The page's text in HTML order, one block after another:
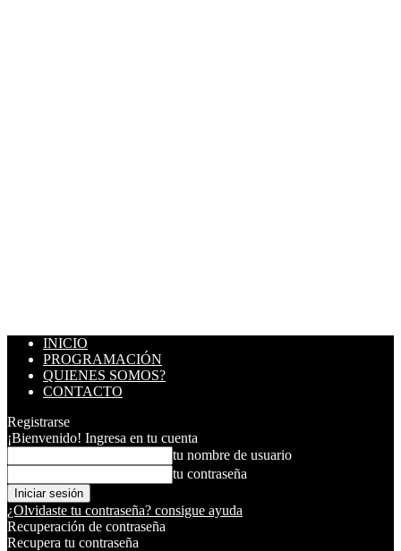
INICIO
PROGRAMACIÓN
QUIENES SOMOS?
CONTACTO
Registrarse
¡Bienvenido! Ingresa en tu cuenta
tu nombre de usuario
tu contraseña
¿Olvidaste tu contraseña? consigue ayuda
Recuperación de contraseña
Recupera tu contraseña